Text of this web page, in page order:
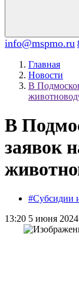
info@mspmo.ru
Главная
Новости
В
В
заявок
#Субсидии
13:20 5 июня 2024